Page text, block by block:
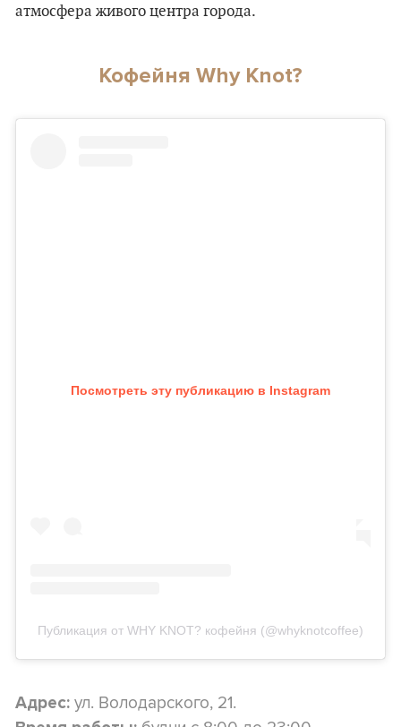
атмосфера живого центра города.
Кофейня Why Knot?
Посмотреть эту публикацию в Instagram
Публикация от WHY KNOT? кофейня (@whyknotcoffee)
Адрес: ул. Володарского, 21.